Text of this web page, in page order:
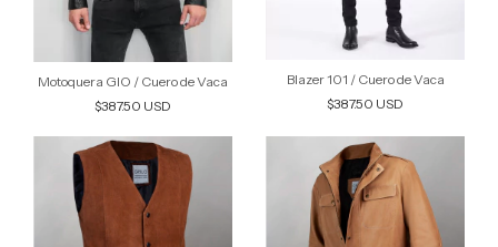
Motoquera GIO / Cuero de Vaca
$387.50 USD
Blazer 101 / Cuero de Vaca
$387.50 USD